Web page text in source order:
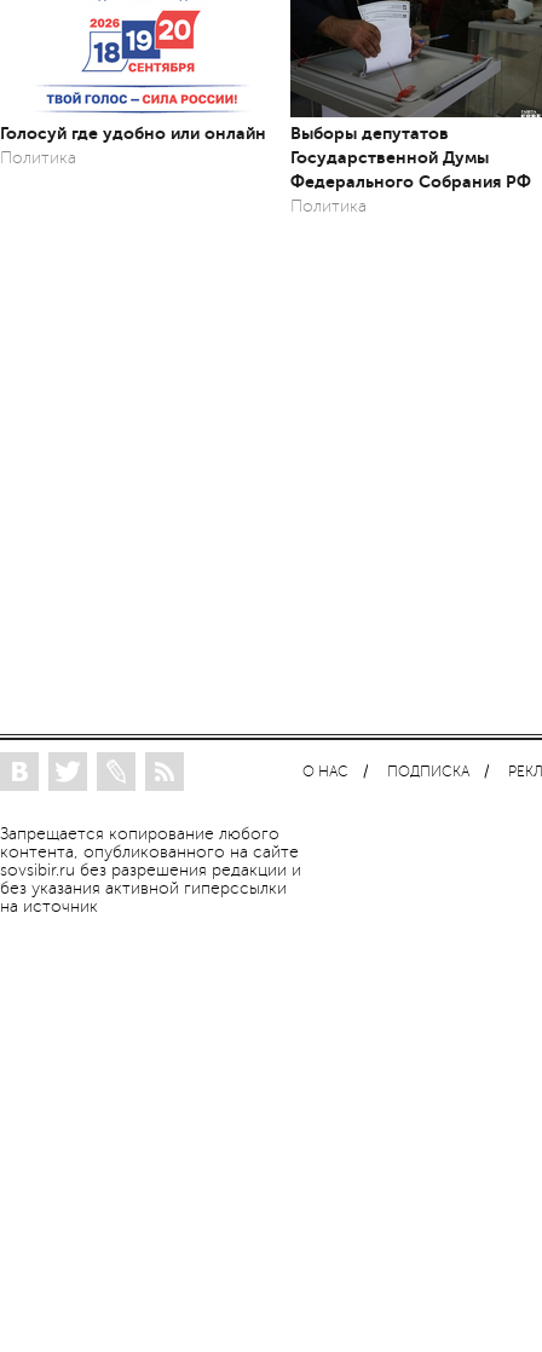
Голосуй где удобно или онлайн
Политика
Выборы депутатов
Государственной Думы
Федерального Собрания РФ
Политика
Запрещается копирование любого
контента, опубликованного на сайте
sovsibir.ru без разрешения редакции и
без указания активной гиперссылки
на источник
О НАС ПОДПИСКА